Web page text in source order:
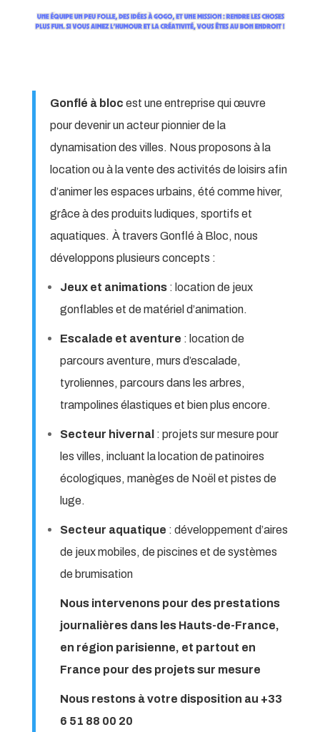
Gonflé à bloc est une entreprise qui œuvre
pour devenir un acteur pionnier de la
dynamisation des villes. Nous proposons à la
location ou à la vente des activités de loisirs afin
d’animer les espaces urbains, été comme hiver,
grâce à des produits ludiques, sportifs et
aquatiques. À travers Gonflé à Bloc, nous
développons plusieurs concepts :
Jeux et animations: location de jeux
gonflables et de matériel d’animation.
Escalade et aventure : location de
parcours aventure, murs d’escalade,
tyroliennes, parcours dans les arbres,
trampolines élastiques et bien plus encore.
Secteur hivernal : projets sur mesure pour
les villes, incluant la location de patinoires
écologiques, manèges de Noël et pistes de
luge.
Secteur aquatique : développement d’aires
de jeux mobiles, de piscines et de systèmes
de brumisation
Nous intervenons pour des prestations
journalières dans les Hauts-de-France,
en région parisienne, et partout en
France pour des projets sur mesure
Nous restons à votre disposition au +33
6 51 88 00 20